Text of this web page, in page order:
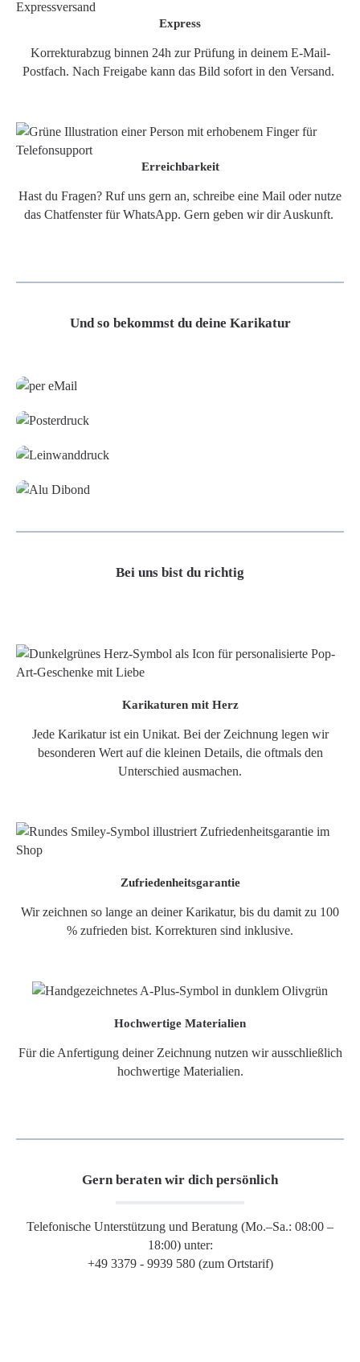
Express
Korrekturabzug binnen 24h zur Prüfung in deinem E-Mail-
Postfach. Nach Freigabe kann das Bild sofort in den Versand.
Erreichbarkeit
Hast du Fragen? Ruf uns gern an, schreibe eine Mail oder nutze
das Chatfenster für WhatsApp. Gern geben wir dir Auskunft.
Und so bekommst du deine Karikatur
Bei uns bist du richtig
Karikaturen mit Herz
Jede Karikatur ist ein Unikat. Bei der Zeichnung legen wir
besonderen Wert auf die kleinen Details, die oftmals den
Unterschied ausmachen.
Zufriedenheitsgarantie
Wir zeichnen so lange an deiner Karikatur, bis du damit zu 100
% zufrieden bist. Korrekturen sind inklusive.
Hochwertige Materialien
Für die Anfertigung deiner Zeichnung nutzen wir ausschließlich
hochwertige Materialien.
Gern beraten wir dich persönlich
Telefonische Unterstützung und Beratung (Mo.–Sa.: 08:00 –
18:00) unter:
+49 3379 - 9939 580 (zum Ortstarif)